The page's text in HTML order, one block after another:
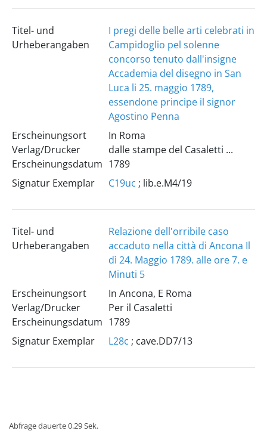
Titel- und
Urheberangaben
I pregi delle belle arti celebrati in
Campidoglio pel solenne
concorso tenuto dall'insigne
Accademia del disegno in San
Luca li 25. maggio 1789,
essendone principe il signor
Agostino Penna
Erscheinungsort
Verlag/Drucker
Erscheinungsdatum
In Roma
dalle stampe del Casaletti ...
1789
Signatur Exemplar
C19uc ; lib.e.M4/19
Titel- und
Urheberangaben
Relazione dell'orribile caso
accaduto nella città di Ancona Il
dì 24. Maggio 1789. alle ore 7. e
Minuti 5
Erscheinungsort
Verlag/Drucker
Erscheinungsdatum
In Ancona, E Roma
Per il Casaletti
1789
Signatur Exemplar
L28c ; cave.DD7/13
Abfrage dauerte 0.29 Sek.